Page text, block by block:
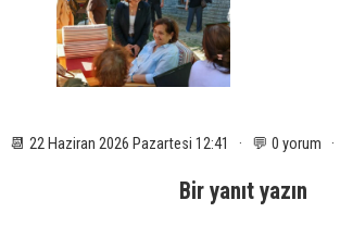
📆 22 Haziran 2026 Pazartesi 12:41 · 💬 0 yorum ·
Bir yanıt yazın